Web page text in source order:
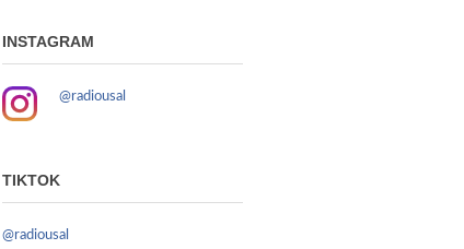
INSTAGRAM
@radiousal
TIKTOK
@radiousal